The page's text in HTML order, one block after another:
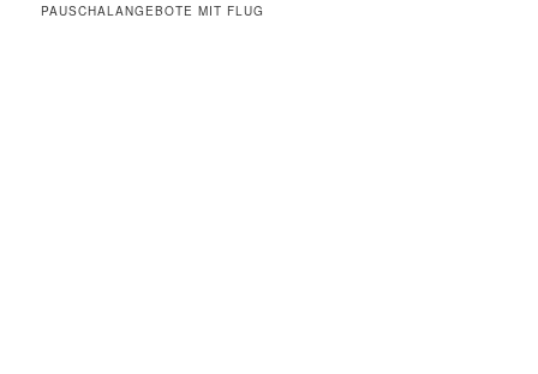
PAUSCHALANGEBOTE MIT FLUG